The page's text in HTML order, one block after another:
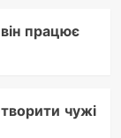
працює
чужі